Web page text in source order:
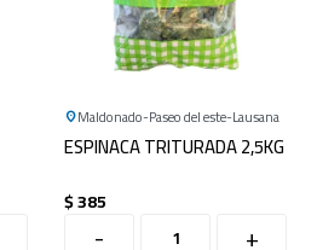
Maldonado Paseo del este Lausana
ESPINACA TRITURADA 2,5KG
$385
- +